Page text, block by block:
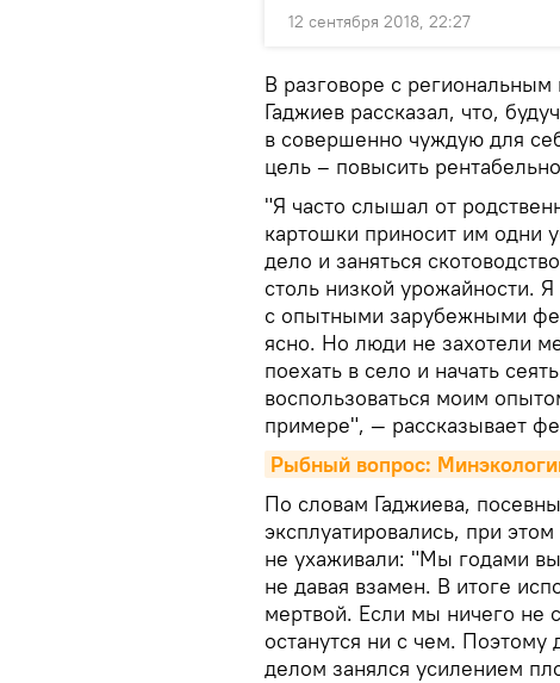
12 сентября 2018, 22:27
В разговоре с
Гаджиев рассказал, что,
в совершенно чуждую для
цель – повысить
"Я часто слышал от
картошки приносит им одни
дело и заняться
столь низкой урожайности.
с опытными зарубежными
ясно. Но люди не захотели
поехать в село и начать
воспользоваться моим
примере", — рассказывает
Рыбный вопрос:
По словам Гаджиева,
эксплуатировались, при
не ухаживали: "Мы годами
не давая взамен. В итоге
мертвой. Если мы ничего не
останутся ни с чем.
делом занялся усилением